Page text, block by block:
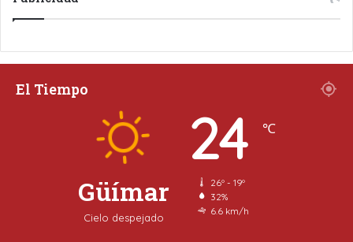
El Tiempo
Güímar
Cielo despejado
24 ℃
26º - 19º
32%
6.6 km/h